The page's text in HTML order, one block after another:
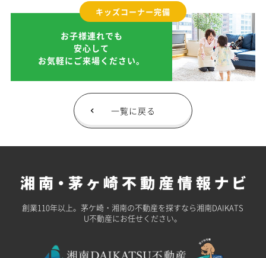
お子様連れでも
安心して
お気軽にご来場ください。
キッズコーナー完備
一覧に戻る
創業110年以上。茅ケ崎・湘南の不動産を探すなら湘南DAIKATS
U不動産にお任せください。